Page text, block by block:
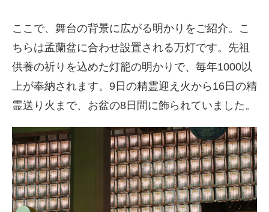
ここで、舞台の背景に広がる明かりをご紹介。こ
ちらは孟蘭盆に合わせ設置される万灯です。先祖
供養の祈りを込めた灯籠の明かりで、毎年1000以
上が奉納されます。9日の精霊迎え火から16日の精
霊送り火まで、お盆の8日間に飾られていました。